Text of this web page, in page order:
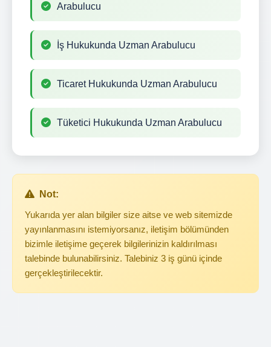
Arabulucu
İş Hukukunda Uzman Arabulucu
Ticaret Hukukunda Uzman Arabulucu
Tüketici Hukukunda Uzman Arabulucu
Not:
Yukarıda yer alan bilgiler size aitse ve web sitemizde
yayınlanmasını istemiyorsanız, iletişim bölümünden
bizimle iletişime geçerek bilgilerinizin kaldırılması
talebinde bulunabilirsiniz. Talebiniz 3 iş günü içinde
gerçekleştirilecektir.